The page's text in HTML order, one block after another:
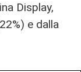
Display,
e dalla